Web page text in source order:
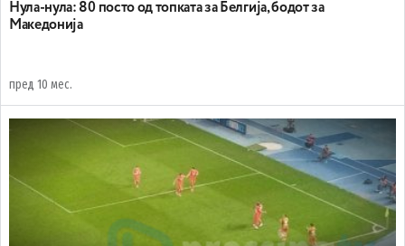
Нула-нула: 80 посто од топката за Белгија, бодот за
Македонија
пред 10 мес.